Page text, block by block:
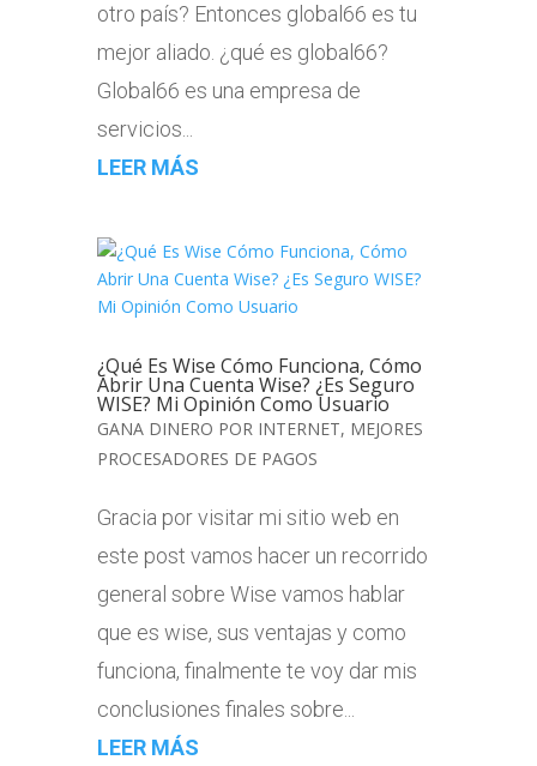
otro país? Entonces global66 es tu
mejor aliado. ¿qué es global66?
Global66 es una empresa de
servicios...
LEER MÁS
¿Qué Es Wise Cómo Funciona, Cómo
Abrir Una Cuenta Wise? ¿Es Seguro
WISE? Mi Opinión Como Usuario
GANA DINERO POR INTERNET, MEJORES
PROCESADORES DE PAGOS
Gracia por visitar mi sitio web en
este post vamos hacer un recorrido
general sobre Wise vamos hablar
que es wise, sus ventajas y como
funciona, finalmente te voy dar mis
conclusiones finales sobre...
LEER MÁS